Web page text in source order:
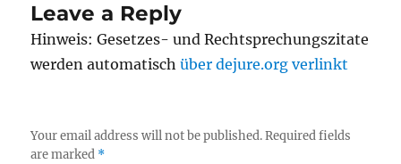
Leave a Reply
Hinweis: Gesetzes- und Rechtsprechungszitate
werden automatischüber dejure.org verlinkt
Your email address will not be published. Required fields
are marked *